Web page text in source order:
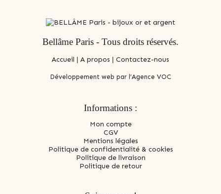
Bellâme Paris - Tous droits réservés.
Accueil | A propos | Contactez-nous
Développement web par l’Agence VOC
Informations :
Mon compte
CGV
Mentions légales
Politique de confidentialité & cookies
Politique de livraison
Politique de retour